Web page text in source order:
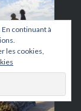
continuant à
les cookies,